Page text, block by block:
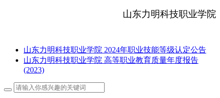
山东力明科技职业学院
山东力明科技职业学院 2024年职业技能等级认定公告
山东力明科技职业学院 高等职业教育质量年度报告
(2023)